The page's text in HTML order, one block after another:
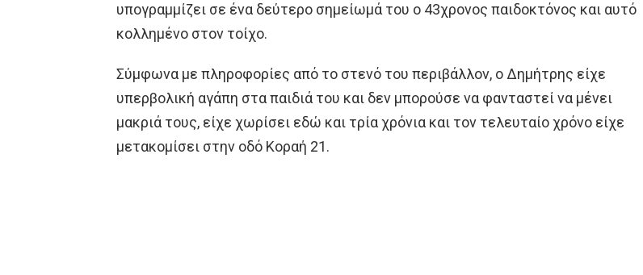
υπογραμμίζει σε ένα δεύτερο σημείωμά του ο 43χρονος παιδοκτόνος και αυτό
κολλημένο στον τοίχο.
Σύμφωνα με πληροφορίες από το στενό του περιβάλλον, ο Δημήτρης είχε
υπερβολική αγάπη στα παιδιά του και δεν μπορούσε να φανταστεί να μένει
μακριά τους, είχε χωρίσει εδώ και τρία χρόνια και τον τελευταίο χρόνο είχε
μετακομίσει στην οδό Κοραή 21.